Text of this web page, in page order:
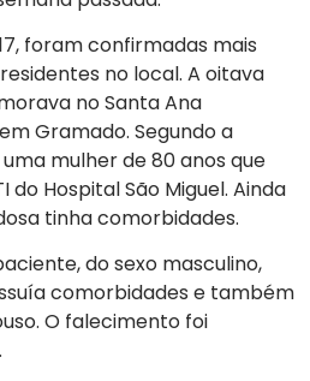
foram confirmadas mais
no local. A oitava
no Santa Ana
Gramado. Segundo a
mulher de 80 anos que
Hospital São Miguel. Ainda
tinha comorbidades.
do sexo masculino,
comorbidades e também
O falecimento foi